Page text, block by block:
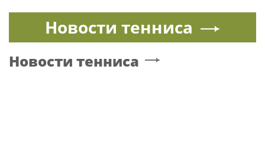
Новости тенниса
Новости тенниса